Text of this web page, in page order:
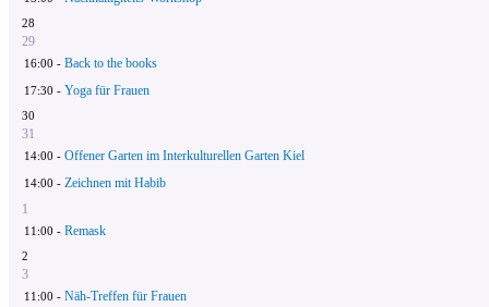
28
29
16:00 - Back to the books
17:30 - Yoga für Frauen
30
31
14:00 - Offener Garten im Interkulturellen Garten Kiel
14:00 - Zeichnen mit Habib
1
11:00 - Remask
2
3
11:00 - Näh-Treffen für Frauen